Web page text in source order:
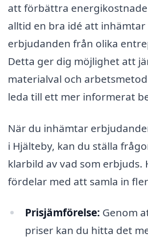
att förbättra
alltid en bra idé att
erbjudanden från olika
Detta ger dig möjlighet att
materialval och
leda till ett mer informerat
När du inhämtar
i Hjälteby, kan du ställa
klarbild av vad som erbjuds.
fördelar med att samla in
Prisjämförelse: Genom
priser kan du hitta det